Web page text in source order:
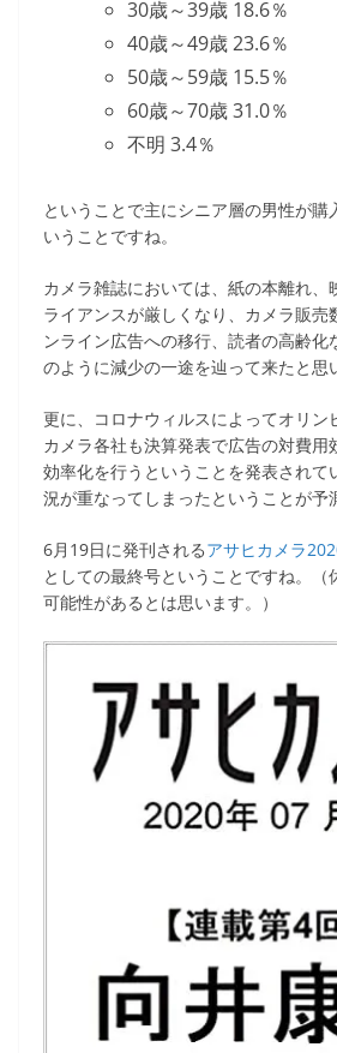
30歳～39歳 18.6％
40歳～49歳 23.6％
50歳～59歳 15.5％
60歳～70歳 31.0％
不明 3.4％
ということで主にシニア層の男性が購
いうことですね。
カメラ雑誌においては、紙の本離れ、
ライアンスが厳しくなり、カメラ販売
ンライン広告への移行、読者の高齢化
のように減少の一途を辿って来たと思
更に、コロナウィルスによってオリン
カメラ各社も決算発表で広告の対費用
効率化を行うということを発表されて
況が重なってしまったということが予
6月19日に発刊されるアサヒカメラ
としての最終号ということですね。（
可能性があるとは思います。）